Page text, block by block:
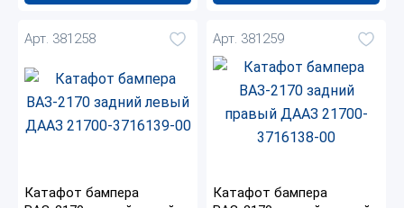
Арт. 381258
Катафот бампера
Арт. 381259
Катафот бампера